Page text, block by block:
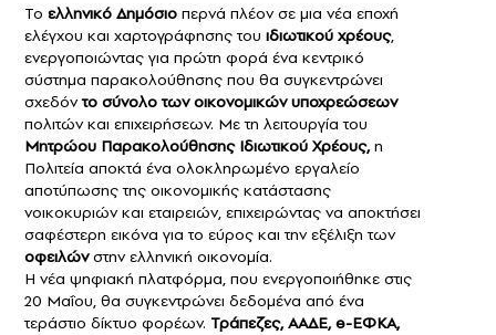
Το ελληνικό Δημόσιο περνά πλέον σε μια νέα εποχή
ελέγχου και χαρτογράφησης του ιδιωτικού χρέους,
ενεργοποιώντας για πρώτη φορά ένα κεντρικό
σύστημα παρακολούθησης που θα συγκεντρώνει
σχεδόντο σύνολο των οικονομικών υποχρεώσεων
πολιτών και επιχειρήσεων. Με τη λειτουργία του
Μητρώου Παρακολούθησης Ιδιωτικού Χρέους,η
Πολιτεία αποκτά ένα ολοκληρωμένο εργαλείο
αποτύπωσης της οικονομικής κατάστασης
νοικοκυριών και εταιρειών, επιχειρώντας να αποκτήσει
σαφέστερη εικόνα για το εύρος και την εξέλιξη των
οφειλώνστην ελληνική οικονομία.
Η νέα ψηφιακή πλατφόρμα, που ενεργοποιήθηκε στις
20 Μαΐου, θα συγκεντρώνει δεδομένα από ένα
τεράστιο δίκτυο φορέων. Τράπεζες, ΑΑΔΕ, e-ΕΦΚΑ,